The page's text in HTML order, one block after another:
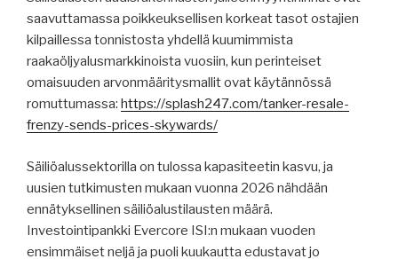
saavuttamassa poikkeuksellisen korkeat tasot ostajien
kilpaillessa tonnistosta yhdellä kuumimmista
raakaöljyalusmarkkinoista vuosiin, kun perinteiset
omaisuuden arvonmääritysmallit ovat käytännössä
romuttumassa: https://splash247.com/tanker-resale-
frenzy-sends-prices-skywards/
Säiliöalussektorilla on tulossa kapasiteetin kasvu, ja
uusien tutkimusten mukaan vuonna 2026 nähdään
ennätyksellinen säiliöalustilausten määrä.
Investointipankki Evercore ISI:n mukaan vuoden
ensimmäiset neljä ja puoli kuukautta edustavat jo